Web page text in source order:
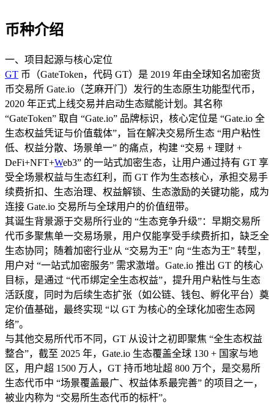
币种介绍
一、项目起源与核心定位​
GT 币（GateToken，代码 GT）是 2019 年由全球知名加密货
币交易所 Gate.io（芝麻开门）发行的生态原生功能型代币，
2020 年正式上线交易并启动生态赋能计划。其名称
“GateToken” 取自 “Gate.io” 品牌标识，核心定位是 “Gate.io 全
生态权益凭证与价值载体”，旨在解决交易所生态 “用户粘性
低、权益分散、场景单一” 的痛点，构建 “交易 + 理财 +
DeFi+NFT+Web3” 的一站式加密生态，让用户通过持有 GT 享
受全场景权益与生态红利，而 GT 作为生态核心，承担交易手
续费折扣、生态治理、权益解锁、生态激励的关键功能，成为
连接 Gate.io 交易所与全球用户的价值纽带。​
其诞生背景源于交易所行业的 “生态竞争升级”：早期交易所
代币多聚焦单一交易场景，用户仅能享受手续费折扣，缺乏全
生态协同；随着加密行业从 “交易为王” 向 “生态为王” 转型，
用户对 “一站式加密服务” 需求激增。Gate.io 推出 GT 的核心
目标，是通过 “代币绑定全生态权益”，提升用户粘性与生态
活跃度，同时为后续生态扩张（如公链、钱包、孵化平台）奠
定价值基础，最终实现 “以 GT 为核心的全球化加密生态网
络”。​
与其他交易所代币不同，GT 从设计之初即聚焦 “全生态权益
整合”，截至 2025 年，Gate.io 生态覆盖全球 130 + 国家与地
区，用户超 1500 万人，GT 持币地址超 800 万个，是交易所
生态代币中 “场景覆盖最广、权益体系最完善” 的项目之一，
被业内称为 “交易所生态代币的标杆”。​